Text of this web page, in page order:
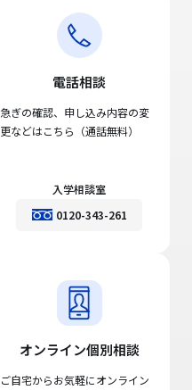
電話相談
急ぎの確認、申し込み内容の変
更などはこちら（通話無料）
入学相談室
0120-343-261
オンライン個別相談
ご自宅からお気軽にオンライン